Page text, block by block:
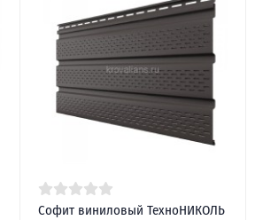
Софит виниловый ТехноНИКОЛЬ